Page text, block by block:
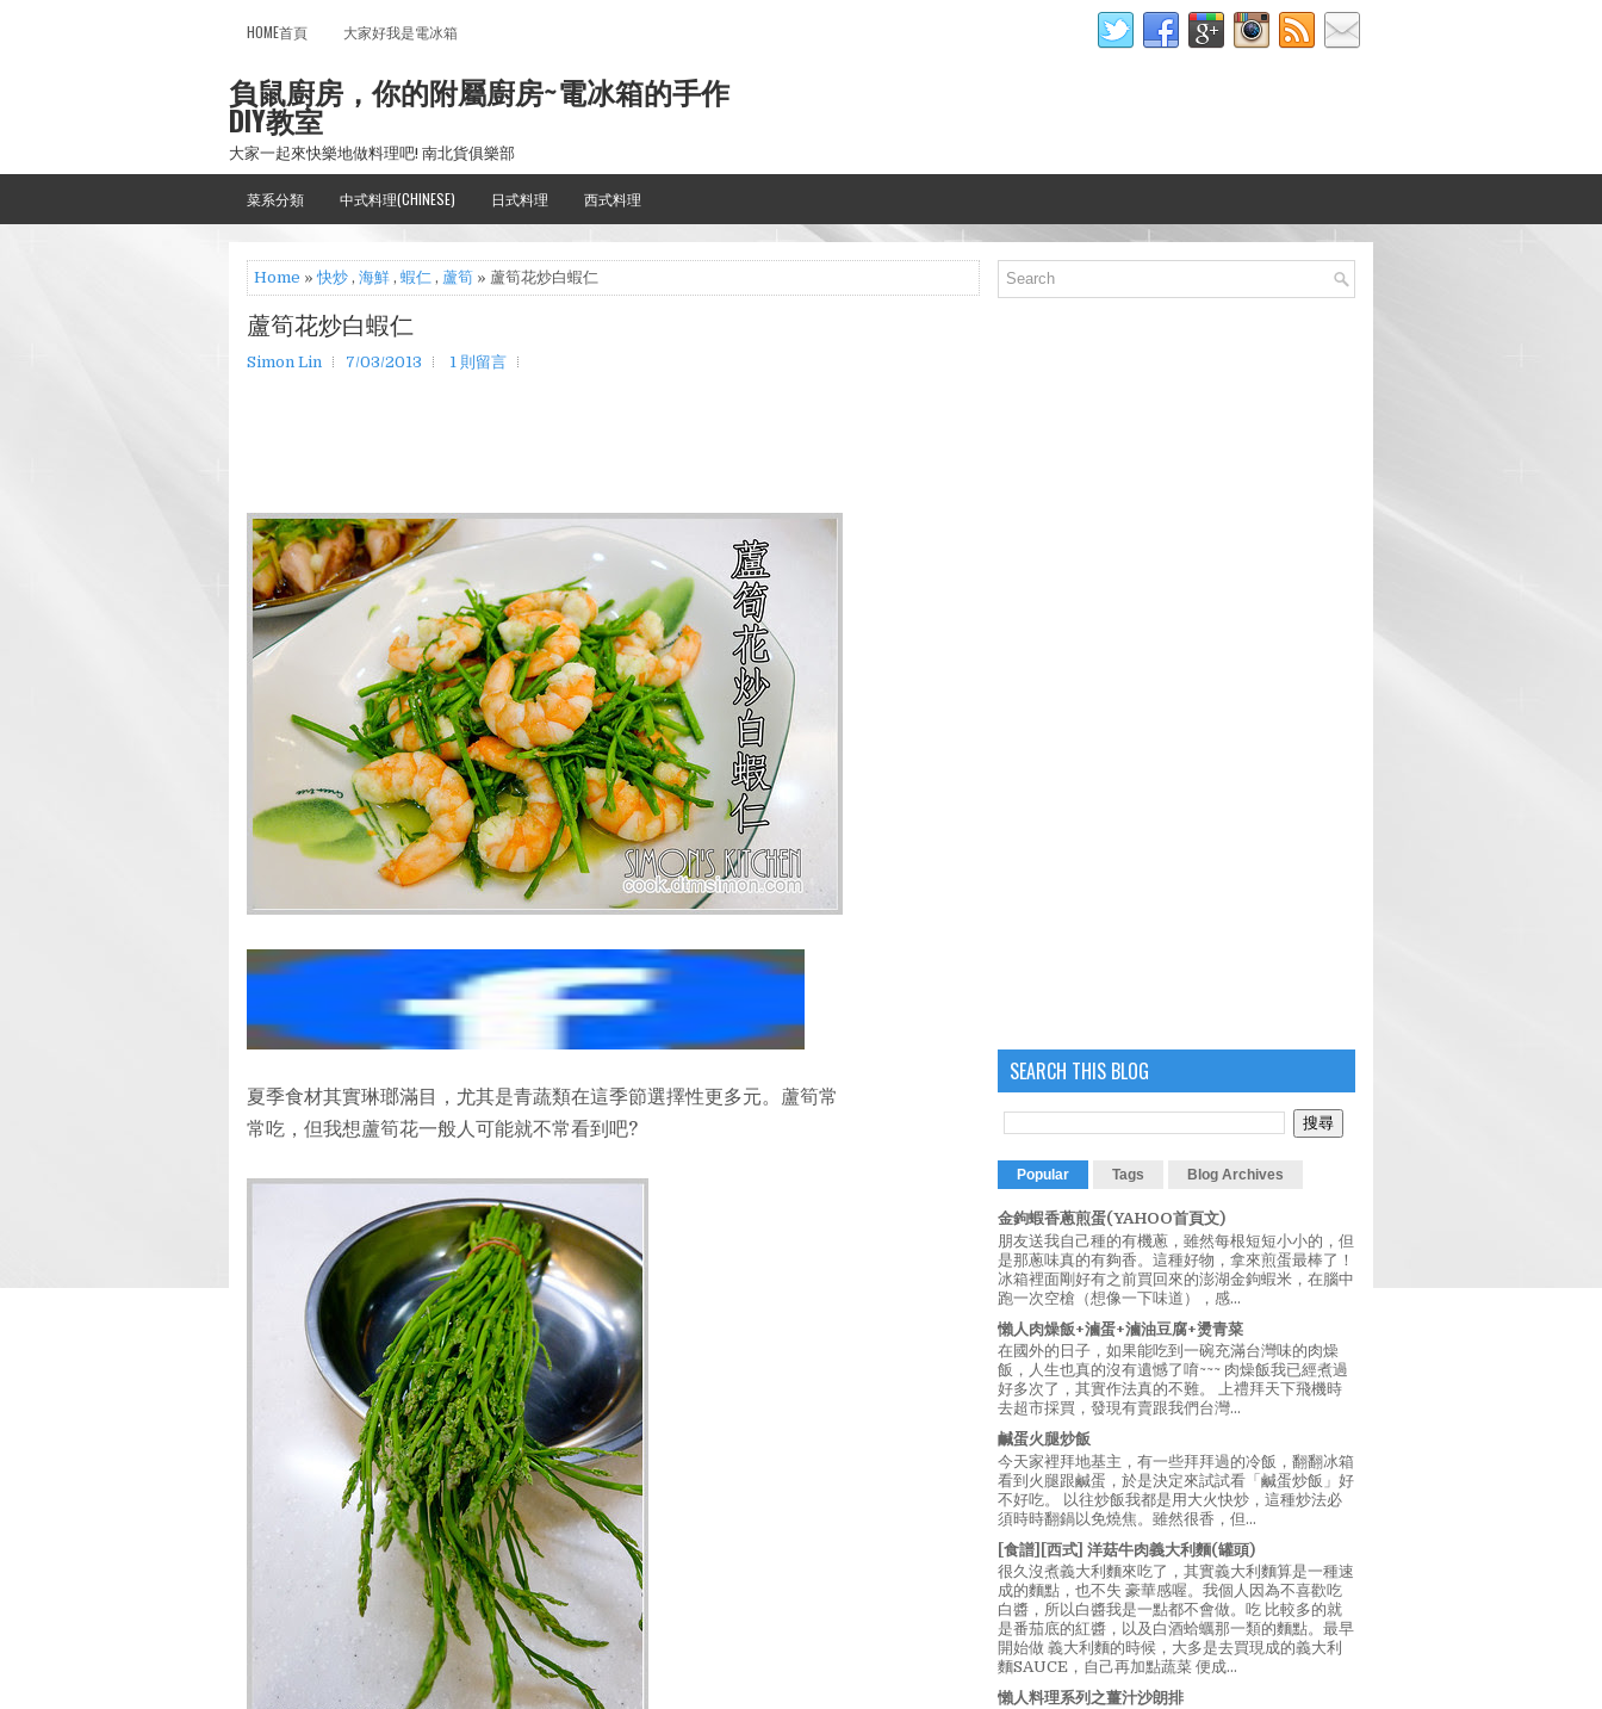
HOME首頁 大家好我是電冰箱
負鼠廚房，你的附屬廚房~電冰箱的手作
DIY教室
大家一起來快樂地做料理吧! 南北貨俱樂部
菜系分類 中式料理(CHINESE) 日式料理 西式料理
Home »快炒 , 海鮮 , 蝦仁 , 蘆筍 » 蘆筍花炒白蝦仁
蘆筍花炒白蝦仁
Simon Lin 7/03/2013 1 則留言
夏季食材其實琳瑯滿目，尤其是青蔬類在這季節選擇性更多元。蘆筍常
常吃，但我想蘆筍花一般人可能就不常看到吧?
SEARCH THIS BLOG
Popular Tags Blog Archives
金鉤蝦香蔥煎蛋(YAHOO首頁文)
朋友送我自己種的有機蔥，雖然每根短短小小的，但
是那蔥味真的有夠香。這種好物，拿來煎蛋最棒了！
冰箱裡面剛好有之前買回來的澎湖金鉤蝦米，在腦中
跑一次空槍（想像一下味道），感...
懶人肉燥飯+滷蛋+滷油豆腐+燙青菜
在國外的日子，如果能吃到一碗充滿台灣味的肉燥
飯，人生也真的沒有遺憾了唷~~~ 肉燥飯我已經煮過
好多次了，其實作法真的不難。 上禮拜天下飛機時
去超市採買，發現有賣跟我們台灣...
鹹蛋火腿炒飯
今天家裡拜地基主，有一些拜拜過的冷飯，翻翻冰箱
看到火腿跟鹹蛋，於是決定來試試看「鹹蛋炒飯」好
不好吃。 以往炒飯我都是用大火快炒，這種炒法必
須時時翻鍋以免燒焦。雖然很香，但...
[食譜][西式] 洋菇牛肉義大利麵(罐頭)
很久沒煮義大利麵來吃了，其實義大利麵算是一種速
成的麵點，也不失 豪華感喔。我個人因為不喜歡吃
白醬，所以白醬我是一點都不會做。吃 比較多的就
是番茄底的紅醬，以及白酒蛤蠣那一類的麵點。最早
開始做 義大利麵的時候，大多是去買現成的義大利
麵SAUCE，自己再加點蔬菜 便成...
懶人料理系列之薑汁沙朗排